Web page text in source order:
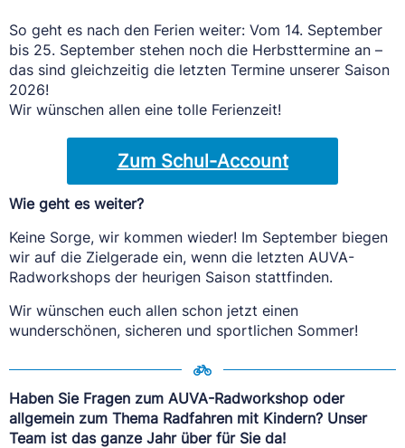
So geht es nach den Ferien weiter: Vom 14. September
bis 25. September stehen noch die Herbsttermine an –
das sind gleichzeitig die letzten Termine unserer Saison
2026!
Wir wünschen allen eine tolle Ferienzeit!
Zum Schul-Account
Wie geht es weiter?
Keine Sorge, wir kommen wieder! Im September biegen
wir auf die Zielgerade ein, wenn die letzten AUVA-
Radworkshops der heurigen Saison stattfinden.
Wir wünschen euch allen schon jetzt einen
wunderschönen, sicheren und sportlichen Sommer!
Haben Sie Fragen zum AUVA-Radworkshop oder
allgemein zum Thema Radfahren mit Kindern? Unser
Team ist das ganze Jahr über für Sie da!